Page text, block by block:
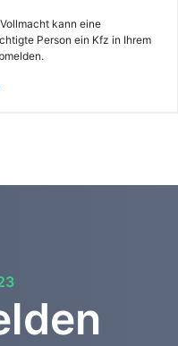
kann eine
Person ein Kfz in Ihrem